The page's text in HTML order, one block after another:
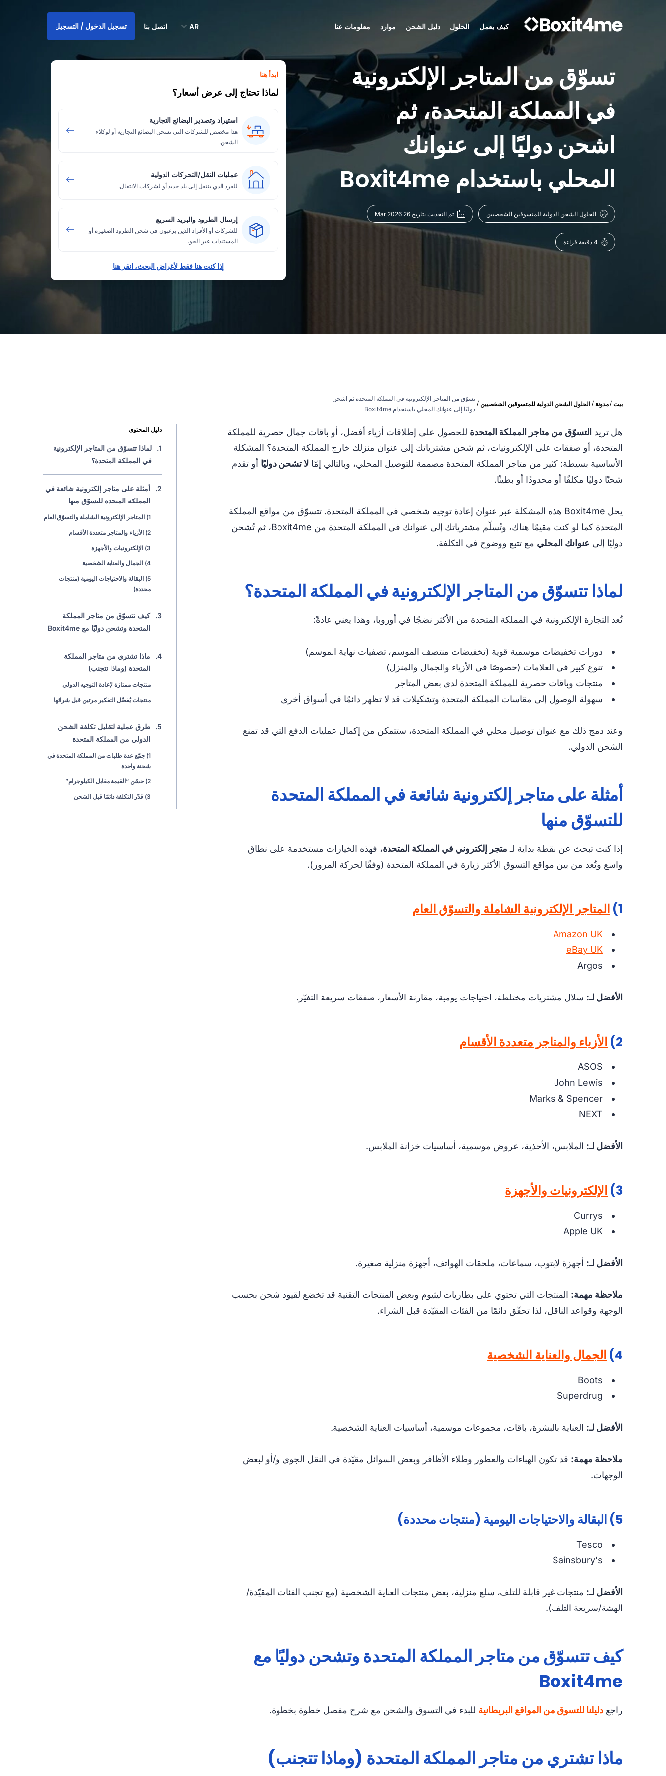
كيف يعمل الحلول دليل الشحن موارد معلومات عنا AR اتصل بنا تسجيل الدخول / التسجيل
تسوّق من المتاجر الإلكترونية
في المملكة المتحدة، ثم
اشحن دوليًا إلى عنوانك
المحلي باستخدام Boxit4me
الحلول الشحن الدولية للمتسوقين الشخصيين تم التحديث بتاريخ 26 Mar 2026
4 دقيقة قراءة
ابدأ هنا
لماذا تحتاج إلى عرض أسعار؟
استيراد وتصدير البضائع التجارية
هذا مخصص للشركات التي تشحن البضائع التجارية أو لوكلاء
الشحن.
عمليات النقل/التحركات الدولية
للفرد الذي ينتقل إلى بلد جديد أو لشركات الانتقال.
إرسال الطرود والبريد السريع
للشركات أو الأفراد الذين يرغبون في شحن الطرود الصغيرة أو
المستندات عبر الجو.
إذا كنت هنا فقط لأغراض البحث، انقر هنا
بيت / مدونة / الحلول الشحن الدولية للمتسوقين الشخصيين /
تسوّق من المتاجر الإلكترونية في المملكة المتحدة ثم اشحن
دوليًا إلى عنوانك المحلي باستخدام Boxit4me
هل تريد التسوّق من متاجر المملكة المتحدة للحصول على إطلاقات أزياء أفضل، أو باقات جمال حصرية للمملكة
المتحدة، أو صفقات على الإلكترونيات، ثم شحن مشترياتك إلى عنوان منزلك خارج المملكة المتحدة؟ المشكلة
الأساسية بسيطة: كثير من متاجر المملكة المتحدة مصممة للتوصيل المحلي، وبالتالي إمّا لا تشحن دوليًا أو تقدم
شحنًا دوليًا مكلفًا أو محدودًا أو بطيئًا.
يحل Boxit4me هذه المشكلة عبر عنوان إعادة توجيه شخصي في المملكة المتحدة. تتسوّق من مواقع المملكة
المتحدة كما لو كنت مقيمًا هناك، وتُسلّم مشترياتك إلى عنوانك في المملكة المتحدة من Boxit4me، ثم تُشحن
دوليًا إلى عنوانك المحلي مع تتبع ووضوح في التكلفة.
لماذا تتسوّق من المتاجر الإلكترونية في المملكة المتحدة؟
تُعد التجارة الإلكترونية في المملكة المتحدة من الأكثر نضجًا في أوروبا، وهذا يعني عادةً:
دورات تخفيضات موسمية قوية (تخفيضات منتصف الموسم، تصفيات نهاية الموسم)
تنوع كبير في العلامات (خصوصًا في الأزياء والجمال والمنزل)
منتجات وباقات حصرية للمملكة المتحدة لدى بعض المتاجر
سهولة الوصول إلى مقاسات المملكة المتحدة وتشكيلات قد لا تظهر دائمًا في أسواق أخرى
وعند دمج ذلك مع عنوان توصيل محلي في المملكة المتحدة، ستتمكن من إكمال عمليات الدفع التي قد تمنع
الشحن الدولي.
أمثلة على متاجر إلكترونية شائعة في المملكة المتحدة
للتسوّق منها
إذا كنت تبحث عن نقطة بداية لـ متجر إلكتروني في المملكة المتحدة، فهذه الخيارات مستخدمة على نطاق
واسع وتُعد من بين مواقع التسوق الأكثر زيارة في المملكة المتحدة (وفقًا لحركة المرور).
1) المتاجر الإلكترونية الشاملة والتسوّق العام
Amazon UK
eBay UK
Argos
الأفضل لـ: سلال مشتريات مختلطة، احتياجات يومية، مقارنة الأسعار، صفقات سريعة التغيّر.
2) الأزياء والمتاجر متعددة الأقسام
ASOS
John Lewis
Marks & Spencer
NEXT
الأفضل لـ: الملابس، الأحذية، عروض موسمية، أساسيات خزانة الملابس.
3) الإلكترونيات والأجهزة
Currys
Apple UK
الأفضل لـ: أجهزة لابتوب، سماعات، ملحقات الهواتف، أجهزة منزلية صغيرة.
ملاحظة مهمة: المنتجات التي تحتوي على بطاريات ليثيوم وبعض المنتجات التقنية قد تخضع لقيود شحن بحسب
الوجهة وقواعد الناقل، لذا تحقّق دائمًا من الفئات المقيّدة قبل الشراء.
4) الجمال والعناية الشخصية
Boots
Superdrug
الأفضل لـ: العناية بالبشرة، باقات، مجموعات موسمية، أساسيات العناية الشخصية.
ملاحظة مهمة: قد تكون الهباءات والعطور وطلاء الأظافر وبعض السوائل مقيّدة في النقل الجوي و/أو لبعض
الوجهات.
5) البقالة والاحتياجات اليومية (منتجات محددة)
Tesco
Sainsbury's
الأفضل لـ: منتجات غير قابلة للتلف، سلع منزلية، بعض منتجات العناية الشخصية (مع تجنب الفئات المقيّدة/
الهشة/سريعة التلف).
كيف تتسوّق من متاجر المملكة المتحدة وتشحن دوليًا مع
Boxit4me
راجع دليلنا للتسوق من المواقع البريطانية للبدء في التسوق والشحن مع شرح مفصل خطوة بخطوة.
ماذا تشتري من متاجر المملكة المتحدة (وماذا تتجنب)
دليل المحتوى
1.
لماذا تتسوّق من المتاجر الإلكترونية
في المملكة المتحدة؟
2.
أمثلة على متاجر إلكترونية شائعة في
المملكة المتحدة للتسوّق منها
1) المتاجر الإلكترونية الشاملة والتسوّق العام
2) الأزياء والمتاجر متعددة الأقسام
3) الإلكترونيات والأجهزة
4) الجمال والعناية الشخصية
5) البقالة والاحتياجات اليومية (منتجات
محددة)
3.
كيف تتسوّق من متاجر المملكة
المتحدة وتشحن دوليًا مع Boxit4me
4.
ماذا تشتري من متاجر المملكة
المتحدة (وماذا تتجنب)
منتجات ممتازة لإعادة التوجيه الدولي
منتجات يُفضّل التفكير مرتين قبل شرائها
5.
طرق عملية لتقليل تكلفة الشحن
الدولي من المملكة المتحدة
1) جمّع عدة طلبات من المملكة المتحدة في
شحنة واحدة
2) حسّن “القيمة مقابل الكيلوجرام”
3) قدّر التكلفة دائمًا قبل الشحن